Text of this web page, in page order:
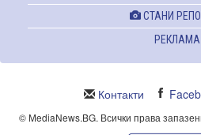
СТАНИ
РЕКЛАМА
Контакти
© MediaNews.BG. Всички права